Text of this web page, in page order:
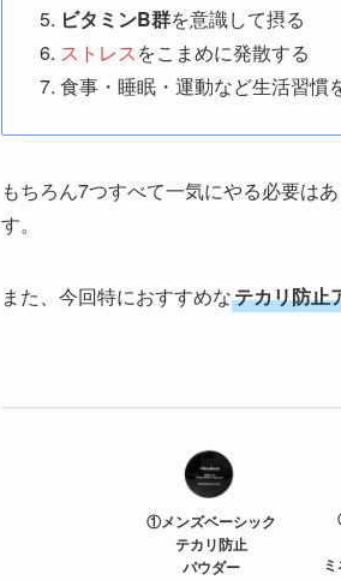
ビタミンB群を意識して摂る
ストレスをこまめに発散する
食事・睡眠・運動など生活習慣
もちろん7つすべて一気にやる必要は
す。
また、今回特におすすめなテカリ防止
①メンズベーシック
テカリ防止
パウダー